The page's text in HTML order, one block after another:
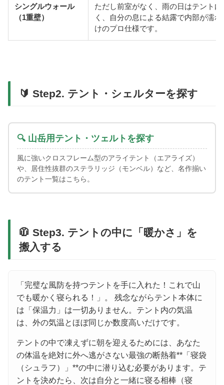
シングルウォール
（1重壁）
ただし前室がなく、雨の日はテント
く、自分の息による結露で内部が濡
けのプロ仕様です。
🔰 Step2. テント・シェルターを探す
🔍 山岳用テント・ツェルトを探す
風に強いクロスフレーム型のアライテント（エアライズ）
や、居住性抜群のステラリッジ（モンベル）など、名作揃い
のテント一覧はこちら。
🧥 Step3. テントの中に「暖かさ」を
搬入する
「完璧な風防を持つテントを手に入れた！これで山
でも暖かく寝られる！」。 残念ながらテント本体に
は「保温力」は一切ありません。テント内の気温
は、外の気温とほぼ同じか数度高いだけです。
テントの中で凍えずに朝を迎えるためには、あなた
の体温を絶対に外へ逃がさない最強の断熱着**「寝袋
（シュラフ）」**の中に潜り込む必要があります。テ
ントを決めたら、次は自分と一緒に寝る相棒（寝